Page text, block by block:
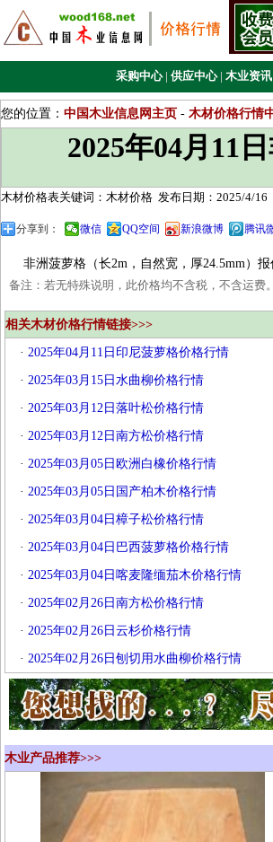
采购中心 | 供应中心 | 木业资讯
您的位置： 中国木业信息网主页 - 木材价格行情
2025年04月11
木材价格表关键词：木材价格 发布日期：2025/4/16
分享到： 微信 QQ空间 新浪微博 腾讯
非洲菠萝格（长2m，自然宽，厚24.5mm）报
备注：若无特殊说明，此价格均不含税，不含运费。
相关木材价格行情链接>>>
· 2025年04月11日印尼菠萝格价格行情
· 2025年03月15日水曲柳价格行情
· 2025年03月12日落叶松价格行情
· 2025年03月12日南方松价格行情
· 2025年03月05日欧洲白橡价格行情
· 2025年03月05日国产柏木价格行情
· 2025年03月04日樟子松价格行情
· 2025年03月04日巴西菠萝格价格行情
· 2025年03月04日喀麦隆缅茄木价格行情
· 2025年02月26日南方松价格行情
· 2025年02月26日云杉价格行情
· 2025年02月26日刨切用水曲柳价格行情
木业产品推荐>>>